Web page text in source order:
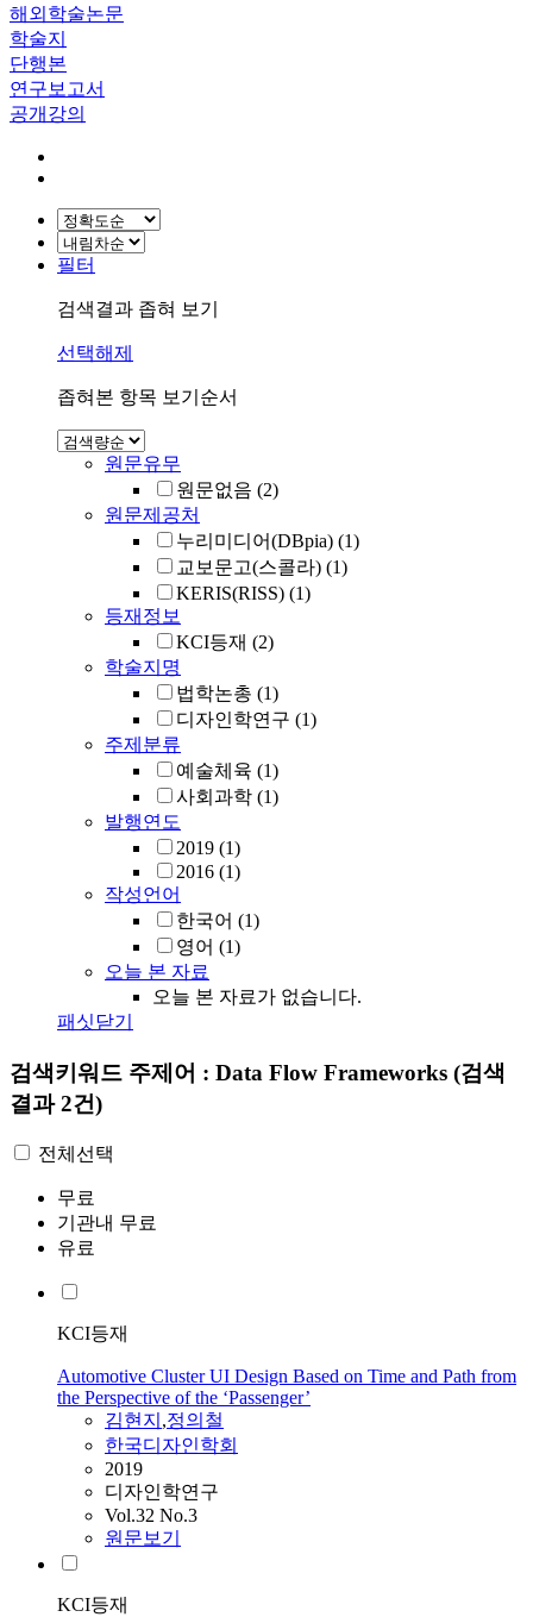
해외학술논문
학술지
단행본
연구보고서
공개강의
필터
검색결과 좁혀 보기
선택해제
좁혀본 항목 보기순서
원문유무
원문없음 (2)
원문제공처
누리미디어(DBpia) (1)
교보문고(스콜라) (1)
KERIS(RISS) (1)
등재정보
KCI등재 (2)
학술지명
법학논총 (1)
디자인학연구 (1)
주제분류
예술체육 (1)
사회과학 (1)
발행연도
2019 (1)
2016 (1)
작성언어
한국어 (1)
영어 (1)
오늘 본 자료
오늘 본 자료가 없습니다.
패싯닫기
검색키워드 주제어 : Data Flow Frameworks (검색
결과 2건)
전체선택
무료
기관내 무료
유료
KCI등재
Automotive Cluster UI Design Based on Time and Path from
the Perspective of the ‘Passenger’
김현지 ,정의철
한국디자인학회
2019
디자인학연구
Vol.32 No.3
원문보기
KCI등재